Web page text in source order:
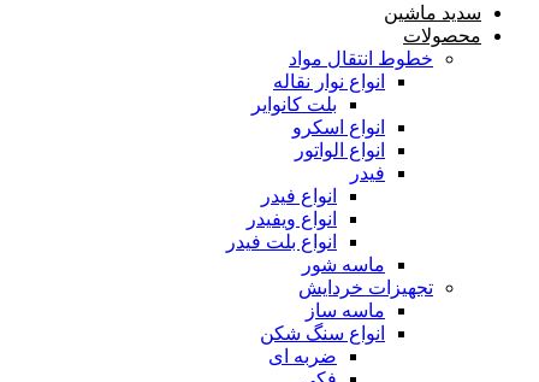
سدید ماشین
محصولات
خطوط انتقال مواد
انواع نوار نقاله
بلت کانوایر
انواع اسکرو
انواع الواتور
فیدر
انواع فیدر
انواع ویفیدر
انواع بلت فیدر
ماسه شور
تجهیزات خردایش
ماسه ساز
انواع سنگ شکن
ضربه ای